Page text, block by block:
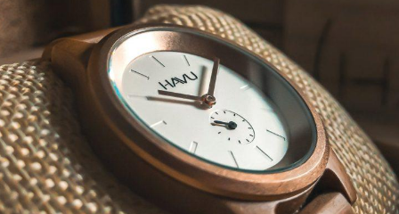
Kirjaudu ›